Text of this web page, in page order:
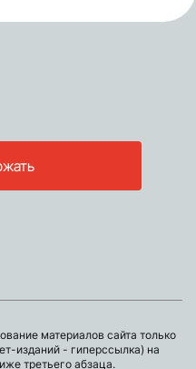
материалов сайта только
изданий - гиперссылка) на
третьего абзаца.